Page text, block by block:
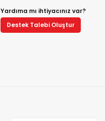
Yardıma mı ihtiyacınız var?
Destek Talebi Oluştur